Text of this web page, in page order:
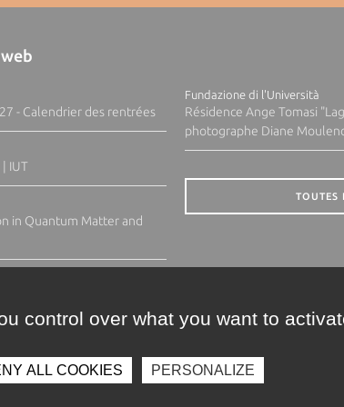
- Calendrier des rentrées
IUT
in Quantum Matter and
Fundazione di l'Università
Résidence Ange Tomasi
photographe Diane
TOUTES
control over what you want to
ALL COOKIES PERSONALIZE